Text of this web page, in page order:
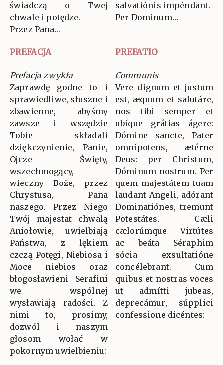
świadczą o Twej
chwale i potędze.
Przez Pana…
salvatiónis impéndant.
Per Dominum…
PREFACJA PREFATIO
Prefacja zwykła
Zaprawdę godne to i
sprawiedliwe, słuszne i
zbawienne, abyśmy
zawsze i wszędzie
Tobie składali
dziękczynienie, Panie,
Ojcze Święty,
wszechmogący,
wieczny Boże, przez
Chrystusa, Pana
naszego. Przez Niego
Twój majestat chwalą
Aniołowie, uwielbiają
Państwa, z lękiem
czczą Potęgi, Niebiosa i
Moce niebios oraz
błogosławieni Serafini
we wspólnej
wysławiają radości. Z
nimi to, prosimy,
dozwól i naszym
głosom wołać w
pokornym uwielbieniu:
Communis
Vere dignum et justum
est, æquum et salutáre,
nos tibi semper et
ubíque grátias ágere:
Dómine sancte, Pater
omnípotens, ætérne
Deus: per Christum,
Dóminum nostrum. Per
quem majestátem tuam
laudant Angeli, adórant
Dominatiónes, tremunt
Potestátes. Cæli
cælorúmque Virtútes
ac beáta Séraphim
sócia exsultatióne
concélebrant. Cum
quibus et nostras voces
ut admítti jubeas,
deprecámur, súpplici
confessione dicéntes: